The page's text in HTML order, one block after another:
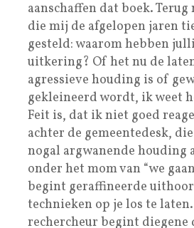
aanschaffen dat boek. Terug
die mij de afgelopen jaren
gesteld: waarom hebben
uitkering? Of het nu de
agressieve houding is of
gekleineerd wordt, ik weet
Feit is, dat ik niet goed
achter de gemeentedesk,
nogal argwanende houding
onder het mom van “we
begint geraffineerde
technieken op je los te
rechercheur begint diegene